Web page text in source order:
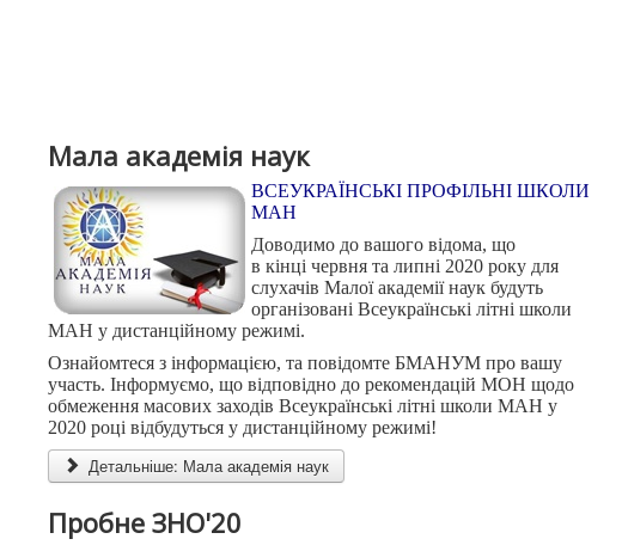
Мала академія наук
ВСЕУКРАЇНСЬКІ ПРОФІЛЬНІ ШКОЛИ
МАН
Доводимо до вашого відома, що
в кінці червня та липні 2020 року для
слухачів Малої академії наук будуть
організовані Всеукраїнські літні школи
МАН у дистанційному режимі.
Ознайомтеся з інформацією, та повідомте БМАНУМ про вашу
участь. Інформуємо, що відповідно до рекомендацій МОН щодо
обмеження масових заходів Всеукраїнські літні школи МАН у
2020 році відбудуться у дистанційному режимі!
Детальніше: Мала академія наук
Пробне ЗНО'20